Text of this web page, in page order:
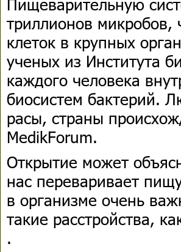
триллионов микробов,
клеток в крупных
ученых из Института
каждого человека
биосистем бактерий.
расы, страны
MedikForum.
Открытие может
нас переваривает
в организме очень
такие расстройства,
.